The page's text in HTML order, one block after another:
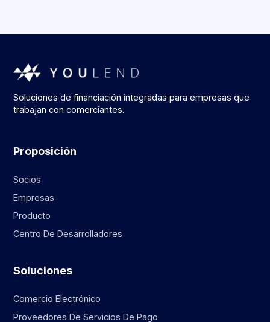
Soluciones de financiación integradas para empresas que
trabajan con comerciantes.
Proposición
Socios
Empresas
Producto
Centro De Desarrolladores
Soluciones
Comercio Electrónico
Proveedores De Servicios De Pago